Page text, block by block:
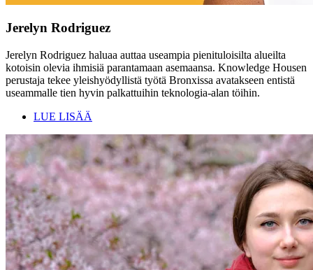
Jerelyn Rodriguez
Jerelyn Rodriguez haluaa auttaa useampia pienituloisilta alueilta
kotoisin olevia ihmisiä parantamaan asemaansa. Knowledge Housen
perustaja tekee yleishyödyllistä työtä Bronxissa avatakseen entistä
useammalle tien hyvin palkattuihin teknologia-alan töihin.
LUE LISÄÄ